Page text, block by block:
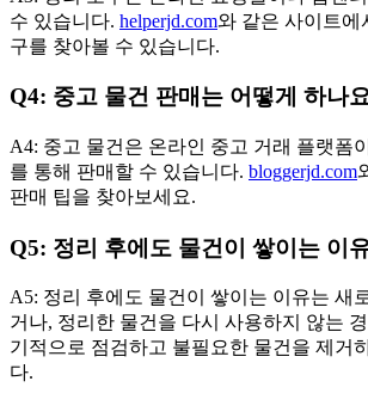
수 있습니다. helperjd.com와 같은 사이트에
구를 찾아볼 수 있습니다.
Q4: 중고 물건 판매는 어떻게 하나
A4: 중고 물건은 온라인 중고 거래 플랫폼
를 통해 판매할 수 있습니다. bloggerjd.com
판매 팁을 찾아보세요.
Q5: 정리 후에도 물건이 쌓이는 이
A5: 정리 후에도 물건이 쌓이는 이유는 새
거나, 정리한 물건을 다시 사용하지 않는
기적으로 점검하고 불필요한 물건을 제거
다.